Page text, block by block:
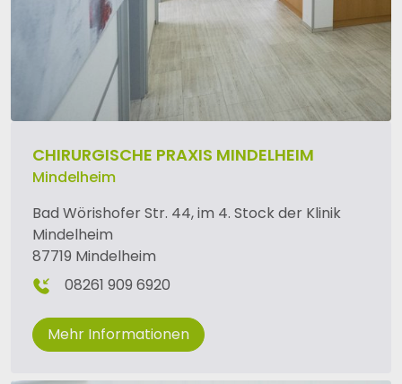
CHIRURGISCHE PRAXIS MINDELHEIM
Mindelheim
Bad Wörishofer Str. 44, im 4. Stock der Klinik
Mindelheim
87719 Mindelheim
08261 909 6920
Mehr Informationen